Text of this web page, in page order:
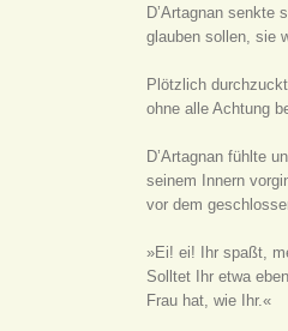
D’Artagnan
glauben sollen, sie
Plötzlich
ohne alle Achtung
D’Artagnan fühlte
seinem Innern
vor dem
»Ei! ei! Ihr spaßt,
Solltet Ihr etwa
Frau hat, wie Ihr.«